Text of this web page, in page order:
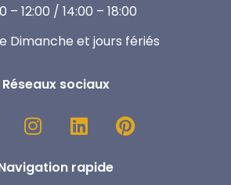
– 12:00 / 14:00 – 18:00
Dimanche et jours fériés
Réseaux sociaux
rapide